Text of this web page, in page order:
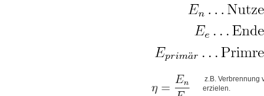
z.B. Verbrennung
erzielen.